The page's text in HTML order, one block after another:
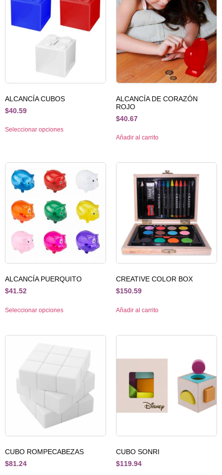
ALCANCÍA CUBOS
$40.59
Seleccionar opciones
ALCANCÍA DE CORAZÓN
ROJO
$40.67
Añadir al carrito
ALCANCÍA PUERQUITO
$41.52
Seleccionar opciones
CREATIVE COLOR BOX
$150.59
Añadir al carrito
CUBO ROMPECABEZAS
$81.24
CUBO SONRI
$119.94